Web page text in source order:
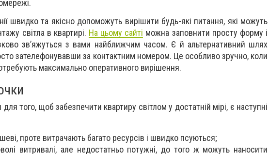
швидко та якісно допоможуть вирішити будь-які питання, які можуть
світла в квартирі. На цьому сайті можна заповнити просту форму і
зв’яжуться з вами найближчим часом. Є й альтернативний шлях
зателефонувавши за контактним номером. Це особливо зручно, коли
максимально оперативного вирішення.
того, щоб забезпечити квартиру світлом у достатній мірі, є наступні
проте витрачають багато ресурсів і швидко псуються;
витривалі, але недостатньо потужні, до того ж можуть наносити